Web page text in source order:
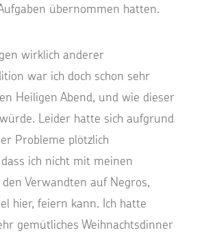
übernommen hatten.
wirklich anderer
war ich doch schon sehr
Heiligen Abend, und wie dieser
Leider hatte sich aufgrund
Probleme plötzlich
ich nicht mit meinen
Verwandten auf Negros,
hier, feiern kann. Ich hatte
gemütliches Weihnachtsdinner